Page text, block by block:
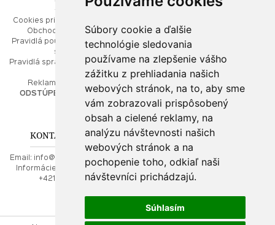
Súbory cookie a ďalšie
technológie sledovania
používame na zlepšenie vášho
zážitku z prehliadania našich
webových stránok, na to, aby sme
vám zobrazovali prispôsobený
obsah a cielené reklamy, na
analýzu návštevnosti našich
webových stránok a na
pochopenie toho, odkiaľ naši
návštevníci prichádzajú.
Súhlasím
Cookies pri prezeraní stránok
Obchodné podmienky
Pravidlá používania webových
stránok
Pravidlá spracúvania osobných
Reklamačný poriadok
ODSTÚPENIE OD ZMLUVY
Ako balíme Vaše šperky
Kontaktujte nás
PORADŇA
Ako nakupovať
O drahých kovoch
Doprava a poštovné
KONTAKT NA NÁS
Email:
info@najkrajsiesperky.sk
Informácie:
+421917 881556,
+421556224323